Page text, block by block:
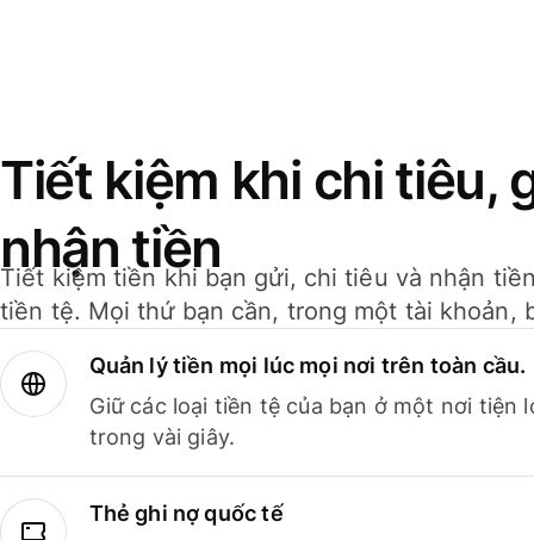
Tiết kiệm khi chi tiêu,
nhận tiền
Tiết kiệm tiền khi bạn gửi, chi tiêu và nhận
tiền tệ. Mọi thứ bạn cần, trong một tài khoản,
Quản lý tiền mọi lúc mọi nơi trên toàn cầu.
Giữ các loại tiền tệ của bạn ở một nơi tiện
trong vài giây.
Thẻ ghi nợ quốc tế